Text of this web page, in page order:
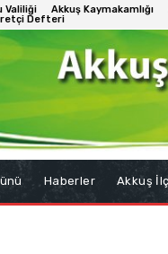
Valiliği Akkuş Kaymakamlığı
Defteri
Haberler Akkuş